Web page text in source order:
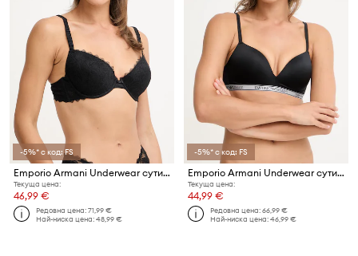
-5%* с код: FS
Emporio Armani Underwear сутиен от дантела
Текуща цена:
46,99 €
Редовна цена:71,99 €
Най-ниска цена:48,99 €
-5%* с код: FS
Emporio Armani Underwear сутиен
Текуща цена:
44,99 €
Редовна цена:66,99 €
Най-ниска цена:46,99 €